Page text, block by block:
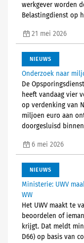
werkgever worden
Belastingdienst op
21 mei 2026
NIEUWS
Onderzoek naar
De
heeft vandaag vier
op verdenking van
miljoen euro aan
doorgesluisd
6 mei 2026
NIEUWS
Ministerie: UWV
WW
Het UWV maakt te
beoordelen of
krijgt. Dat meldt
D66) op basis van